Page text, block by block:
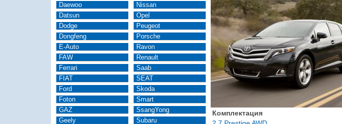
Daewoo
Datsun
Dodge
Dongfeng
E-Auto
FAW
Ferrari
FIAT
Ford
Foton
GAZ
Geely
Nissan
Opel
Peugeot
Porsche
Ravon
Renault
Saab
SEAT
Skoda
Smart
SsangYong
Subaru
Комплектация